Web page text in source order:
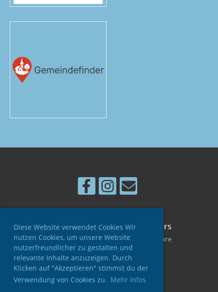
Diese Website verwendet Cookies Wir
nutzen Cookies, um unsere Website
nutzerfreundlicher zu gestalten und
relevante Inhalte anzuzeigen. Durch
Klicken auf "Akzeptieren" stimmst du der
Verwendung von Cookies zu. Mehr Infos
© Schnee-Sport-Club Kerzers
Erstellt mit ClubDesk Vereinssoftware
Impressum